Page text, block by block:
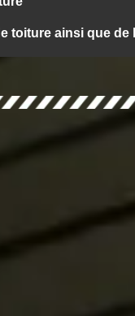
toiture ainsi que